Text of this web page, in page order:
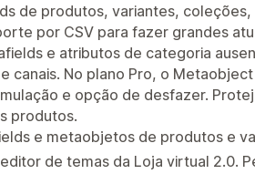
de produtos, variantes,
por CSV para fazer grandes
e atributos de categoria
canais. No plano Pro, o
e opção de desfazer.
produtos.
e metaobjetos de produtos e
de temas da Loja virtual 2.0.